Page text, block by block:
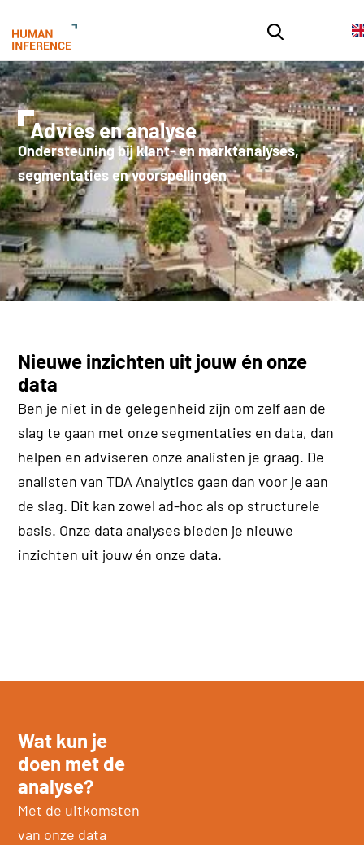
Advies en analyse
Ondersteuning bij klant- en marktanalyses,
segmentaties en voorspellingen
Nieuwe inzichten uit jouw én onze
data
Ben je niet in de gelegenheid zijn om zelf aan de
slag te gaan met onze segmentaties en data, dan
helpen en adviseren onze analisten je graag. De
analisten van TDA Analytics gaan dan voor je aan
de slag. Dit kan zowel ad-hoc als op structurele
basis. Onze data analyses bieden je nieuwe
inzichten uit jouw én onze data.
Wat kun je
doen met de
analyse?
Met de uitkomsten
van onze data